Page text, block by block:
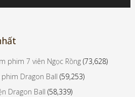
phim 7 viên Ngọc Rồng (73,628)
Dragon Ball (59,253)
Dragon Ball (58,339)